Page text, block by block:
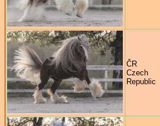
ČR
Czech
Republic